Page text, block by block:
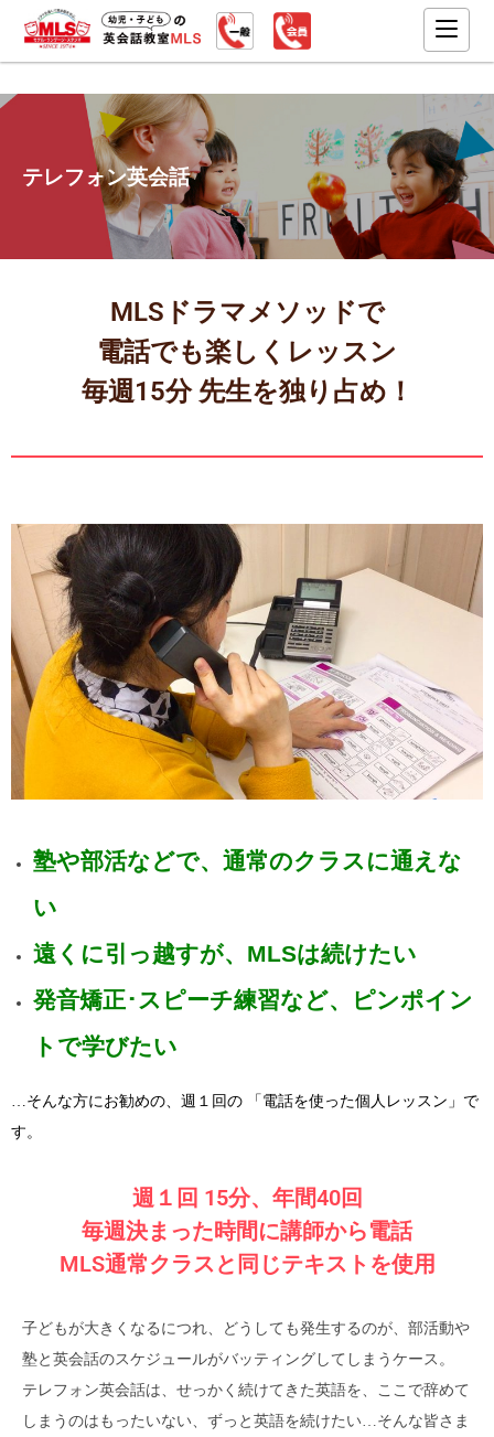
テレフォン英会話
MLSドラマメソッドで
電話でも楽しくレッスン
毎週15分 先生を独り占め！
塾や部活などで、通常のクラスに通えな
い
遠くに引っ越すが、MLSは続けたい
発音矯正･スピーチ練習など、ピンポイン
トで学びたい
…そんな方にお勧めの、週１回の 「電話を使った個人レッスン」で
す。
週１回 15分、年間40回
毎週決まった時間に講師から電話
MLS通常クラスと同じテキストを使用
子どもが大きくなるにつれ、どうしても発生するのが、部活動や
塾と英会話のスケジュールがバッティングしてしまうケース。
テレフォン英会話は、せっかく続けてきた英語を、ここで辞めて
しまうのはもったいない、ずっと英語を続けたい…そんな皆さま